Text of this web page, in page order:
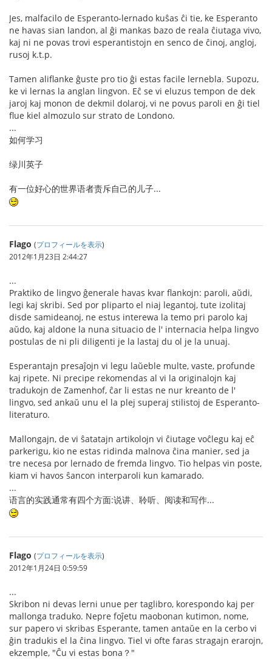
Jes, malfacilo de Esperanto-lernado kuŝas ĉi tie, ke Esperanto
ne havas sian landon, al ĝi mankas bazo de reala ĉiutaga vivo,
kaj ni ne povas trovi esperantistojn en senco de ĉinoj, angloj,
rusoj k.t.p.
Tamen aliflanke ĝuste pro tio ĝi estas facile lernebla. Supozu,
ke vi lernas la anglan lingvon. Eĉ se vi eluzus tempon de dek
jaroj kaj monon de dekmil dolaroj, vi ne povus paroli en ĝi tiel
flue kiel almozulo sur strato de Londono.
...
如何学习
绿川英子
有一位好心的世界语者责斥自己的儿子...
Flago (プロフィールを表示)
2012年1月23日 2:44:27
...
Praktiko de lingvo ĝenerale havas kvar flankojn: paroli, aŭdi,
legi kaj skribi. Sed por pliparto el niaj legantoj, tute izolitaj
disde samideanoj, ne estus interewa la temo pri parolo kaj
aŭdo, kaj aldone la nuna situacio de l' internacia helpa lingvo
postulas de ni pli diligenti je la lastaj du ol je la unuaj.
Esperantajn presaĵojn vi legu laŭeble multe, vaste, profunde
kaj ripete. Ni precipe rekomendas al vi la originalojn kaj
tradukojn de Zamenhof, ĉar li estas ne nur kreanto de l'
lingvo, sed ankaŭ unu el la plej superaj stilistoj de Esperanto-
literaturo.
Mallongajn, de vi ŝatatajn artikolojn vi ĉiutage voĉlegu kaj eĉ
parkerigu, kio ne estas ridinda malnova ĉina manier, sed ja
tre necesa por lernado de fremda lingvo. Tio helpas vin poste,
kiam vi havos ŝancon interparoli kun kamarado.
...
语言的实践通常有四个方面:说讲、聆听、阅读和写作...
Flago (プロフィールを表示)
2012年1月24日 0:59:59
...
Skribon ni devas lerni unue per taglibro, korespondo kaj per
mallonga traduko. Nepre foĵetu maobonan kutimon, nome,
sur papero vi skribas Esperante, tamen antaŭe en la cerbo vi
ĝin tradukis el la ĉina lingvo. Tiel vi ofte faras stragajn erarojn,
ekzemple, "Ĉu vi estas bona？"